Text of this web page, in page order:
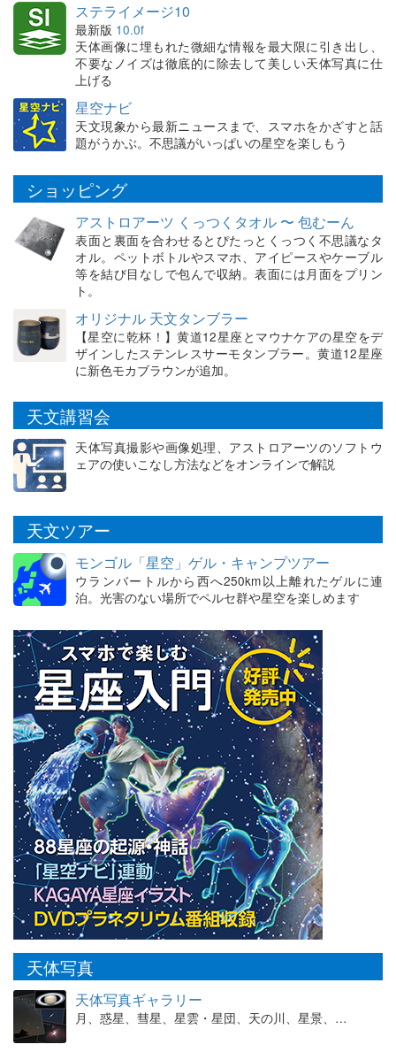
ステライメージ10
最新版 10.0f
天体画像に埋もれた微細な情報を最大限に引き出し、
不要なノイズは徹底的に除去して美しい天体写真に仕
上げる
星空ナビ
天文現象から最新ニュースまで、スマホをかざすと話
題がうかぶ。不思議がいっぱいの星空を楽しもう
ショッピング
アストロアーツ くっつくタオル 〜 包むーん
表面と裏面を合わせるとぴたっとくっつく不思議なタ
オル。ペットボトルやスマホ、アイピースやケーブル
等を結び目なしで包んで収納。表面には月面をプリン
ト。
オリジナル 天文タンブラー
【星空に乾杯！】黄道12星座とマウナケアの星空をデ
ザインしたステンレスサーモタンブラー。黄道12星座
に新色モカブラウンが追加。
天文講習会
天体写真撮影や画像処理、アストロアーツのソフトウ
ェアの使いこなし方法などをオンラインで解説
天文ツアー
モンゴル「星空」ゲル・キャンプツアー
ウランバートルから西へ250km以上離れたゲルに連
泊。光害のない場所でペルセ群や星空を楽しめます
天体写真
天体写真ギャラリー
月、惑星、彗星、星雲・星団、天の川、星景、…